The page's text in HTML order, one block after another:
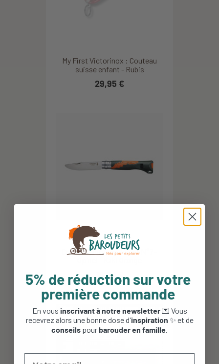
My First Victorinox : Couteau
suisse enfant - Rubis
29,95 €
Couteau Outdoor Junior N°7 -
16,90 €
5% de réduction sur votre
première commande
En vous inscrivant à notre newsletter💌 Vous
recevrez alors une bonne dose d'inspiration ✨ et de
conseils pourbarouder en famille